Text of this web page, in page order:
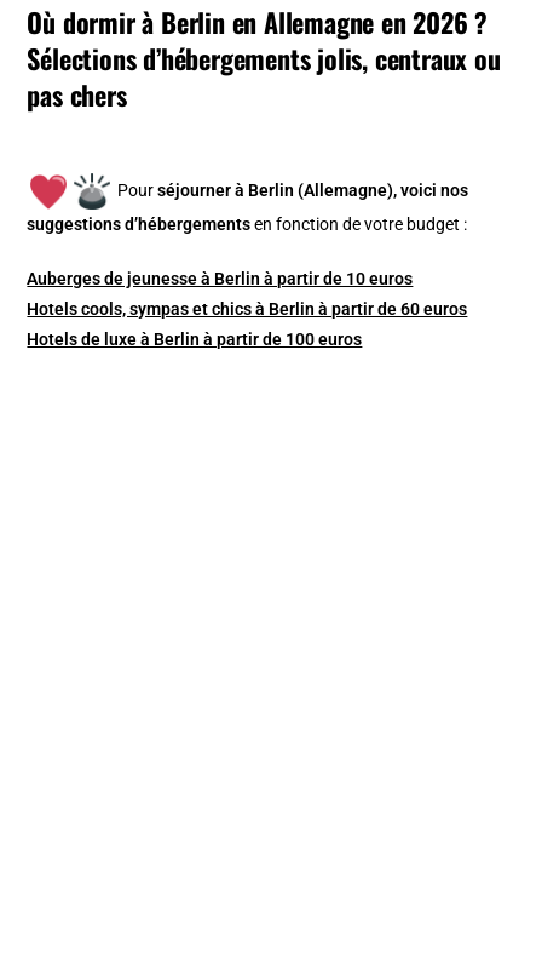
Où dormir à Berlin en Allemagne en 2026 ?
Sélections d’hébergements jolis, centraux ou
pas chers
Pourséjourner à Berlin (Allemagne), voici nos
suggestions d’hébergements en fonction de votre budget :
Auberges de jeunesse à Berlin à partir de 10 euros
Hotels cools, sympas et chics à Berlin à partir de 60 euros
Hotels de luxe à Berlin à partir de 100 euros